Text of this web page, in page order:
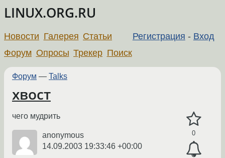
LINUX.ORG.RU
Регистрация - Вход
Новости Галерея Статьи
Форум Опросы Трекер Поиск
Форум — Talks
хвост
0
чего мудрить
anonymous
14.09.2003 19:33:46 +00:00